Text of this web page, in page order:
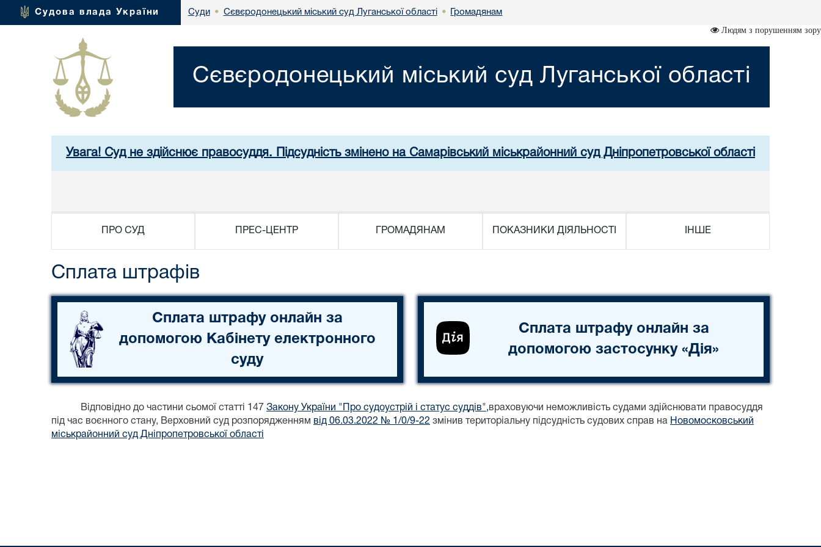
Судова влада України Суди • Сєвєродонецький міський суд Луганської області • Громадянам
Людям з порушенням зору
Сєвєродонецький міський суд Луганської області
Увага! Суд не здійснює правосуддя. Підсудність змінено на Самарівський міськрайонний суд Дніпропетровської області
ПРО СУД ПРЕС-ЦЕНТР ГРОМАДЯНАМ ПОКАЗНИКИ ДІЯЛЬНОСТІ ІНШЕ
Сплата штрафів
Сплата штрафу онлайн за
допомогою Кабінету електронного
суду
Сплата штрафу онлайн за
допомогою застосунку «Дія»
Відповідно до частини сьомої статті 147 Закону України "Про судоустрій і статус суддів",враховуючи неможливість судами здійснювати правосуддя
під час воєнного стану, Верховний суд розпорядженням від 06.03.2022 № 1/0/9-22 змінив територіальну підсудність судових справ на Новомосковський
міськрайонний суд Дніпропетровської області